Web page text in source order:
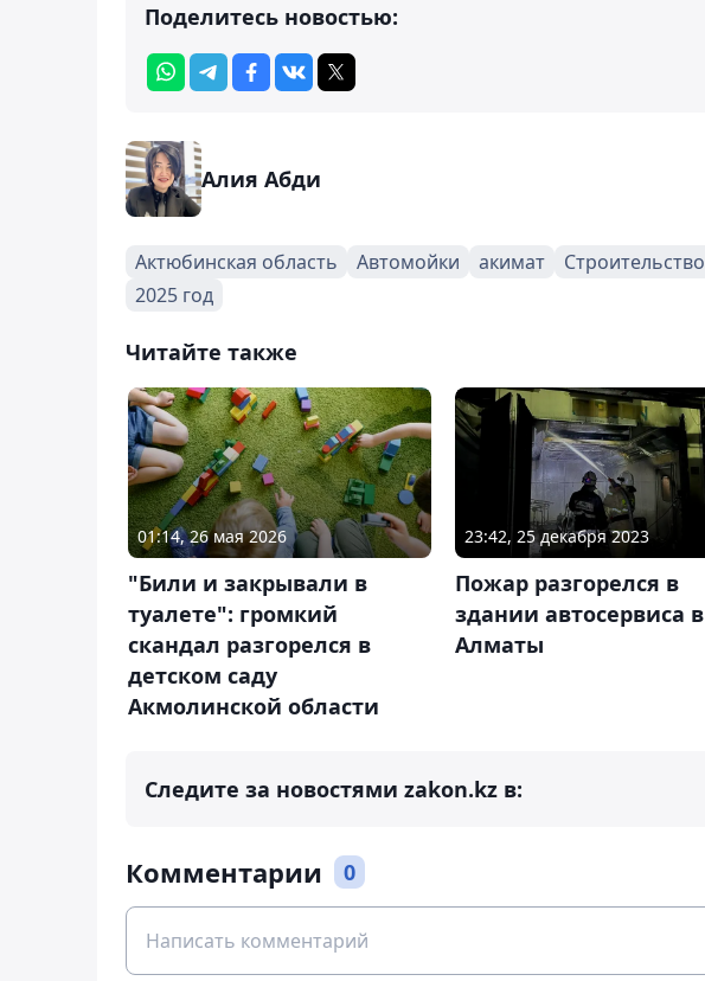
Поделитесь новостью:
Алия Абди
Актюбинская область Автомойки акимат Строительство
2025 год
Читайте также
01:14, 26 мая 2026
"Били и закрывали в
туалете": громкий
скандал разгорелся в
детском саду
Акмолинской области
23:42, 25 декабря 2023
Пожар разгорелся в
здании автосервиса в
Алматы
Следите за новостями zakon.kz в:
Комментарии 0